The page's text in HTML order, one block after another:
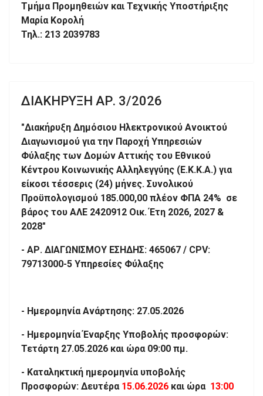
Τμήμα Προμηθειών και Τεχνικής Υποστήριξης
Μαρία Κορολή
Τηλ.: 213 2039783
ΔΙΑΚΗΡΥΞΗ ΑΡ. 3/2026
"Διακήρυξη Δημόσιου Ηλεκτρονικού Ανοικτού
Διαγωνισμού για την Παροχή Υπηρεσιών
Φύλαξης των Δομών Αττικής του Εθνικού
Κέντρου Κοινωνικής Αλληλεγγύης (Ε.Κ.Κ.Α.) για
είκοσι τέσσερις (24) μήνες. Συνολικού
Προϋπολογισμού 185.000,00 πλέον ΦΠΑ 24% σε
βάρος του ΑΛΕ 2420912 Οικ. Έτη 2026, 2027 &
2028"
- ΑΡ. ΔΙΑΓΩΝΙΣΜΟΥ ΕΣΗΔΗΣ: 465067 / CPV:
79713000-5 Υπηρεσίες Φύλαξης
- Ημερομηνία Ανάρτησης: 27.05.2026
- Ημερομηνία Έναρξης Υποβολής προσφορών:
Τετάρτη 27.05.2026 και ώρα 09:00 πμ.
- Καταληκτική ημερομηνία υποβολής
Προσφορών: Δευτέρα 15.06.2026 και ώρα 13:00